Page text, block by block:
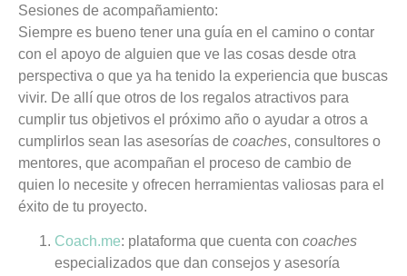
Sesiones de acompañamiento:
Siempre es bueno tener una guía en el camino o contar
con el apoyo de alguien que ve las cosas desde otra
perspectiva o que ya ha tenido la experiencia que buscas
vivir. De allí que otros de los regalos atractivos para
cumplir tus objetivos el próximo año o ayudar a otros a
cumplirlos sean las asesorías de coaches, consultores o
mentores, que acompañan el proceso de cambio de
quien lo necesite y ofrecen herramientas valiosas para el
éxito de tu proyecto.
Coach.me: plataforma que cuenta con coaches
especializados que dan consejos y asesoría